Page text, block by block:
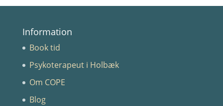
Information
Book tid
Psykoterapeut i Holbæk
Om COPE
Blog